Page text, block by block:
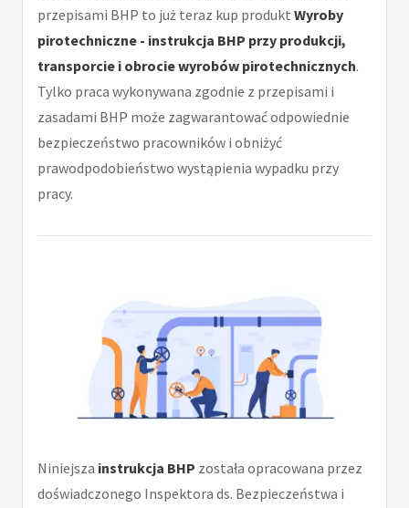
przepisami BHP to już teraz kup produkt Wyroby
pirotechniczne - instrukcja BHP przy produkcji,
transporcie i obrocie wyrobów pirotechnicznych.
Tylko praca wykonywana zgodnie z przepisami i
zasadami BHP może zagwarantować odpowiednie
bezpieczeństwo pracowników i obniżyć
prawodpodobieństwo wystąpienia wypadku przy
pracy.
Niniejsza instrukcja BHP została opracowana przez
doświadczonego Inspektora ds. Bezpieczeństwa i